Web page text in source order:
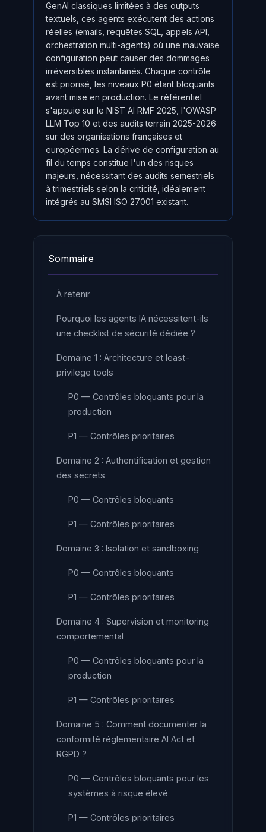
GenAI classiques limitées à des outputs
textuels, ces agents exécutent des actions
réelles (emails, requêtes SQL, appels API,
orchestration multi-agents) où une mauvaise
configuration peut causer des dommages
irréversibles instantanés. Chaque contrôle
est priorisé, les niveaux P0 étant bloquants
avant mise en production. Le référentiel
s'appuie sur le NIST AI RMF 2025, l'OWASP
LLM Top 10 et des audits terrain 2025-2026
sur des organisations françaises et
européennes. La dérive de configuration au
fil du temps constitue l'un des risques
majeurs, nécessitant des audits semestriels
à trimestriels selon la criticité, idéalement
intégrés au SMSI ISO 27001 existant.
Sommaire
À retenir
Pourquoi les agents IA nécessitent-ils
une checklist de sécurité dédiée ?
Domaine 1 : Architecture et least-
privilege tools
P0 — Contrôles bloquants pour la
production
P1 — Contrôles prioritaires
Domaine 2 : Authentification et gestion
des secrets
P0 — Contrôles bloquants
P1 — Contrôles prioritaires
Domaine 3 : Isolation et sandboxing
P0 — Contrôles bloquants
P1 — Contrôles prioritaires
Domaine 4 : Supervision et monitoring
comportemental
P0 — Contrôles bloquants pour la
production
P1 — Contrôles prioritaires
Domaine 5 : Comment documenter la
conformité réglementaire AI Act et
RGPD ?
P0 — Contrôles bloquants pour les
systèmes à risque élevé
P1 — Contrôles prioritaires